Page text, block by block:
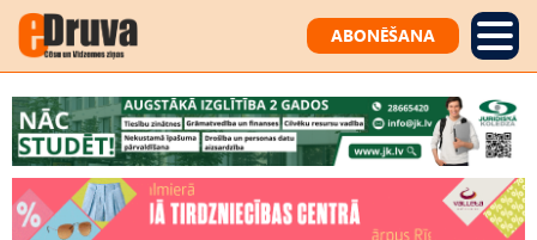
ABONĒŠANA